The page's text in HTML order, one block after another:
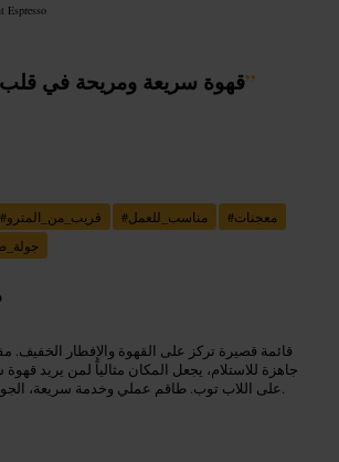
Espresso
قهوة سريعة ومريحة في”
#قريب_من_المترو #مناسب_للعمل #معجنات
قائمة قصيرة تركز على القهوة والإفطار الخفيف.
جاهزة للاستلام، يجعل المكان مثالياً لمن يريد
على اللاب توب. طاقم عملي وخدمة سريعة، الجودة متسقة دون تعقيد.